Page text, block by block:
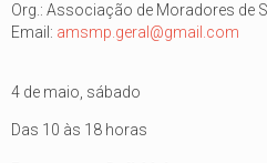
Org.: Associação de Moradores de
Email: amsmp.geral@gmail.com
4 de maio, sábado
Das 10 às 18 horas